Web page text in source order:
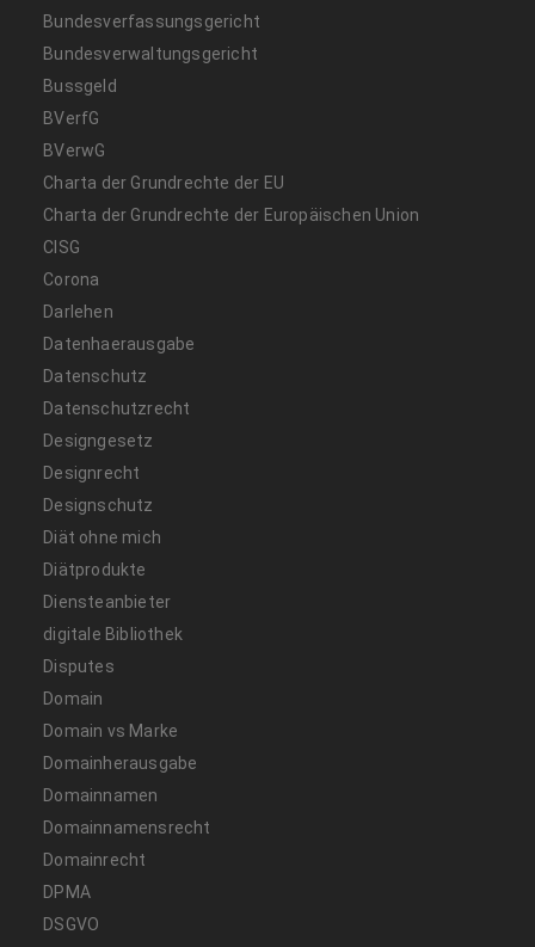
Bundesverfassungsgericht
Bundesverwaltungsgericht
Bussgeld
BVerfG
BVerwG
Charta der Grundrechte der EU
Charta der Grundrechte der Europäischen Union
CISG
Corona
Darlehen
Datenhaerausgabe
Datenschutz
Datenschutzrecht
Designgesetz
Designrecht
Designschutz
Diät ohne mich
Diätprodukte
Diensteanbieter
digitale Bibliothek
Disputes
Domain
Domain vs Marke
Domainherausgabe
Domainnamen
Domainnamensrecht
Domainrecht
DPMA
DSGVO